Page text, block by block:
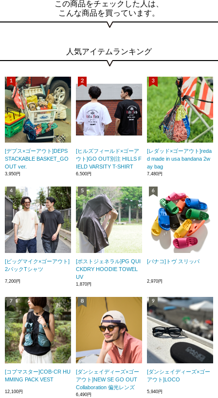
この商品をチェックした人は、
こんな商品を買っています。
人気アイテムランキング
[デプス×ゴーアウト]DEPS
STACKABLE BASKET_GO
OUT ver.
3,950円
[ヒルズフィールド×ゴーア
ウト]GO OUT別注 HILLS F
IELD VARSITY T-SHIRT
6,500円
[レダッド×ゴーアウト]reda
d made in usa bandana 2w
ay bag
7,480円
[ビッグマイク×ゴーアウト]
2パックTシャツ
7,200円
[ポストジェネラル]PG QUI
CKDRY HOODIE TOWEL
UV
1,870円
[バナコ]トヴ スリッパ
2,970円
[コブマスター]COB-CR HU
MMING PACK VEST
12,100円
[ダンシェイディーズ×ゴー
アウト]NEW SE GO OUT
Collaboration 偏光レンズ
6,490円
[ダンシェイディーズ×ゴー
アウト]LOCO
5,940円